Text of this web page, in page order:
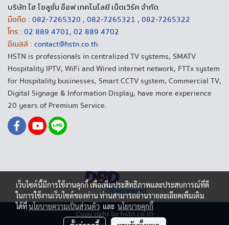
บริษัท ไฮ โซลูชั่น อ๊อฟ เทคโนโลยี เน็ตเวิร์ค จำกัด
มือถือ : 082-7265320 , 082-7265321 , 082-7265322
โทร : 02 889 4701, 02 889 4702
อีเมลล์ : contact@hstn.co.th
HSTN is professionals in centralized TV systems, SMATV
Hospitality IPTV, WiFi and Wired internet network, FTTx system
for Hospitality businesses, Smart CCTV system, Commercial TV,
Digital Signage & Information Display, have more experience
20 years of Premium Service.
Copy right by hstn.co.th
เว็บไซต์นี้มีการใช้งานคุกกี้ เพื่อเพิ่มประสิทธิภาพและประสบการณ์ที่ดี
ในการใช้งานเว็บไซต์ของท่าน ท่านสามารถอ่านรายละเอียดเพิ่มเติม
ได้ที่นโยบายความเป็นส่วนตัว และ นโยบายคุกกี้